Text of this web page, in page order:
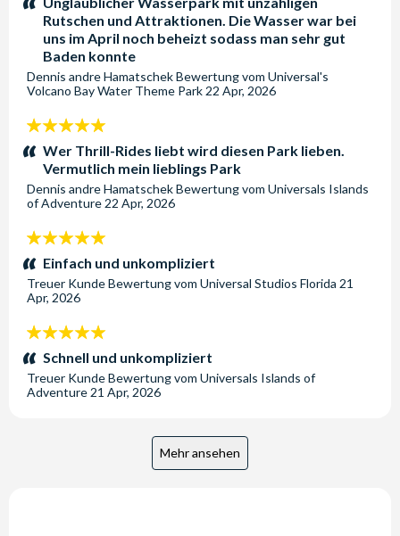
Rutschen und Attraktionen. Die Wasser war bei
uns im April noch beheizt sodass man sehr gut
Baden konnte
Dennis andre HamatschekBewertung vom Universal's
Volcano Bay Water Theme Park 22 Apr, 2026
5
Sterne:Wer Thrill-Rides liebt wird diesen Park lieben.
Vermutlich mein lieblings Park
Dennis andre HamatschekBewertung vom Universals Islands
of Adventure 22 Apr, 2026
5
Sterne:
Einfach und unkompliziert
Treuer KundeBewertung vom Universal Studios Florida 21
Apr, 2026
5
Sterne:Schnell und unkompliziert
Treuer KundeBewertung vom Universals Islands of
Adventure 21 Apr, 2026